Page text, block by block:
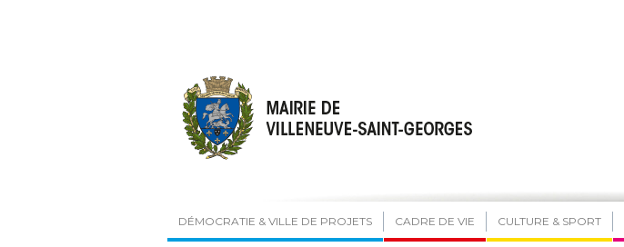
DÉMOCRATIE & VILLE DE PROJETS CADRE DE VIE CULTURE & SPORT